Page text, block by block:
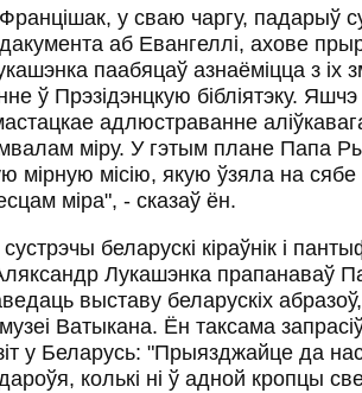
у сваю чаргу, падарыў
аб Евангеллі, ахове
паабяцаў азнаёміцца ​​з іх
ў Прэзідэнцкую бібліятэку.
адлюстраванне
міру. У гэтым плане Папа
мірную місію, якую ўзяла на
міра", - сказаў ён.
беларускі кіраўнік і
Аляксандр Лукашэнка прапанаваў
выставу беларускіх
Ватыкана. Ён таксама
у Беларусь: "Прыязджайце да
колькі ні ў адной кропцы